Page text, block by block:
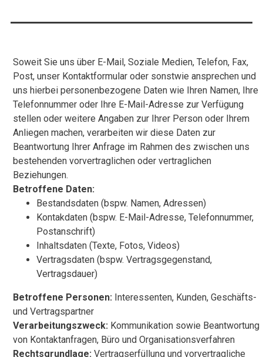
Soweit Sie uns über E-Mail, Soziale Medien, Telefon, Fax,
Post, unser Kontaktformular oder sonstwie ansprechen und
uns hierbei personenbezogene Daten wie Ihren Namen, Ihre
Telefonnummer oder Ihre E-Mail-Adresse zur Verfügung
stellen oder weitere Angaben zur Ihrer Person oder Ihrem
Anliegen machen, verarbeiten wir diese Daten zur
Beantwortung Ihrer Anfrage im Rahmen des zwischen uns
bestehenden vorvertraglichen oder vertraglichen
Beziehungen.
Betroffene Daten:
Bestandsdaten (bspw. Namen, Adressen)
Kontakdaten (bspw. E-Mail-Adresse, Telefonnummer,
Postanschrift)
Inhaltsdaten (Texte, Fotos, Videos)
Vertragsdaten (bspw. Vertragsgegenstand,
Vertragsdauer)
Betroffene Personen: Interessenten, Kunden, Geschäfts-
und Vertragspartner
Verarbeitungszweck: Kommunikation sowie Beantwortung
von Kontaktanfragen, Büro und Organisationsverfahren
Rechtsgrundlage: Vertragserfüllung und vorvertragliche